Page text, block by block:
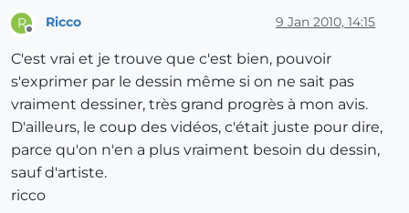
R Ricco 9 Jan 2010, 14:15
C'est vrai et je trouve que c'est bien, pouvoir
s'exprimer par le dessin même si on ne sait pas
vraiment dessiner, très grand progrès à mon avis.
D'ailleurs, le coup des vidéos, c'était juste pour dire,
parce qu'on n'en a plus vraiment besoin du dessin,
sauf d'artiste.
ricco